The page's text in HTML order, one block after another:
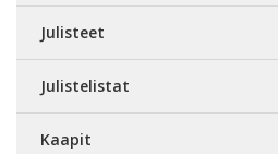
Julisteet
Julistelistat
Kaapit